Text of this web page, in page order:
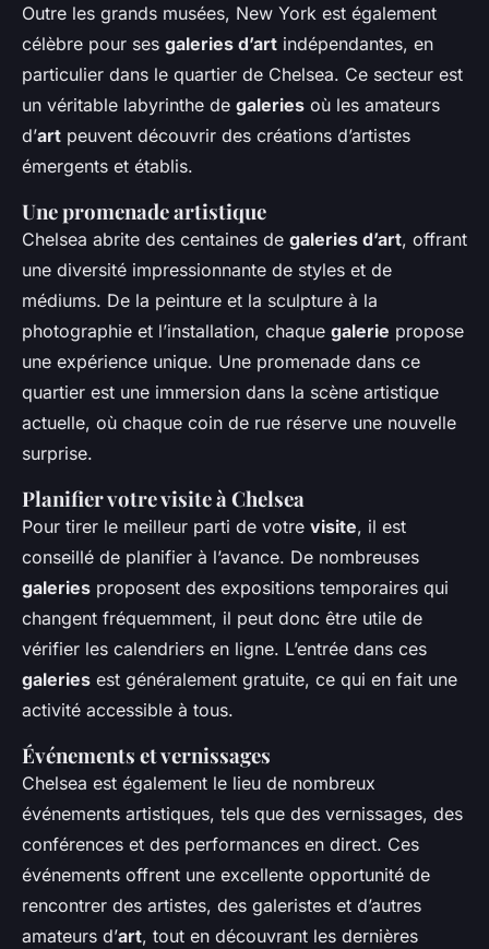
Outre les grands musées, New York est également
célèbre pour ses galeries d’art indépendantes, en
particulier dans le quartier de Chelsea. Ce secteur est
un véritable labyrinthe de galeries où les amateurs
d’art peuvent découvrir des créations d’artistes
émergents et établis.
Une promenade artistique
Chelsea abrite des centaines de galeries d’art, offrant
une diversité impressionnante de styles et de
médiums. De la peinture et la sculpture à la
photographie et l’installation, chaque galerie propose
une expérience unique. Une promenade dans ce
quartier est une immersion dans la scène artistique
actuelle, où chaque coin de rue réserve une nouvelle
surprise.
Planifier votre visite à Chelsea
Pour tirer le meilleur parti de votre visite, il est
conseillé de planifier à l’avance. De nombreuses
galeries proposent des expositions temporaires qui
changent fréquemment, il peut donc être utile de
vérifier les calendriers en ligne. L’entrée dans ces
galeries est généralement gratuite, ce qui en fait une
activité accessible à tous.
Événements et vernissages
Chelsea est également le lieu de nombreux
événements artistiques, tels que des vernissages, des
conférences et des performances en direct. Ces
événements offrent une excellente opportunité de
rencontrer des artistes, des galeristes et d’autres
amateurs d’art, tout en découvrant les dernières